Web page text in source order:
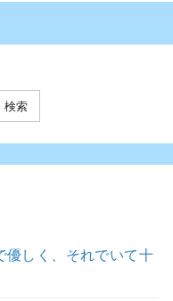
検索
しく、それでいて十